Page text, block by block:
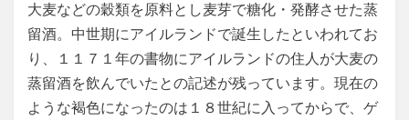
大麦などの穀類を原料とし麦芽で糖化・発酵させた蒸
留酒。中世期にアイルランドで誕生したといわれてお
り、１１７１年の書物にアイルランドの住人が大麦の
蒸留酒を飲んでいたとの記述が残っています。現在の
ような褐色になったのは１８世紀に入ってからで、ゲ